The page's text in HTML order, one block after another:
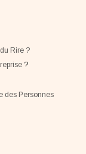
Rire ?
?
des Personnes